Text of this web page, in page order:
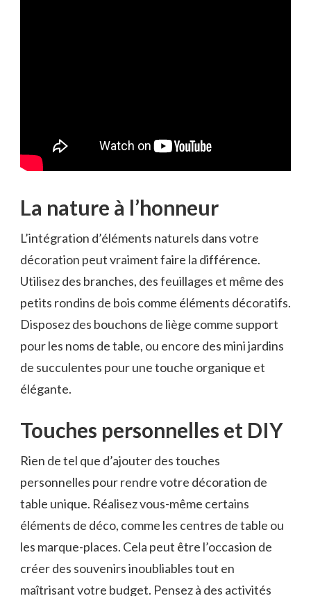
La nature à l’honneur
L’intégration d’éléments naturels dans votre
décoration peut vraiment faire la différence.
Utilisez des branches, des feuillages et même des
petits rondins de bois comme éléments décoratifs.
Disposez des bouchons de liège comme support
pour les noms de table, ou encore des mini jardins
de succulentes pour une touche organique et
élégante.
Touches personnelles et DIY
Rien de tel que d’ajouter des touches
personnelles pour rendre votre décoration de
table unique. Réalisez vous-même certains
éléments de déco, comme les centres de table ou
les marque-places. Cela peut être l’occasion de
créer des souvenirs inoubliables tout en
maîtrisant votre budget. Pensez à des activités